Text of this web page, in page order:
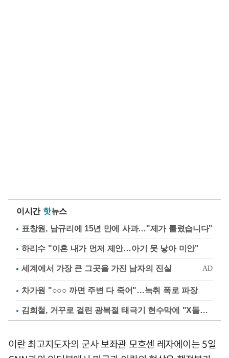
이시간 핫뉴스
표창원, 남규리에 15년 만에 사과…"제가 틀렸습니다"
하리수 "이혼 내가 먼저 제안…아기 못 낳아 미안"
차가원 "○○○ 까면 주변 다 죽어"…녹취 폭로 파장
김희철, 거꾸로 걸린 광복절 태극기 현수막에 "X돌았네"
이란 최고지도자의 군사 보좌관 모흐센 레자에이는 5일